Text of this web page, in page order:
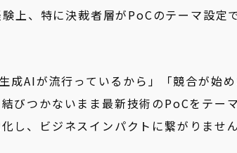
上、特に決裁者層がPoCのテーマ設定
成AIが流行っているから」「競合が始
びつかないまま最新技術のPoCをテー
し、ビジネスインパクトに繋がりません